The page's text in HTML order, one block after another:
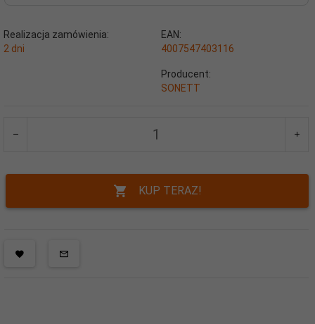
Realizacja zamówienia:
2 dni
EAN:
4007547403116
Producent:
SONETT
KUP TERAZ!